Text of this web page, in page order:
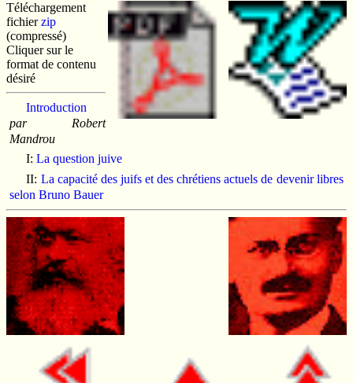
Téléchargement
fichierzip
(compressé)
Cliquer sur le
format de contenu
désiré
Introduction
par Robert
Mandrou
I:La question juive
II: La capacité des juifs et des chrétiens actuels de devenir libres
selon Bruno Bauer